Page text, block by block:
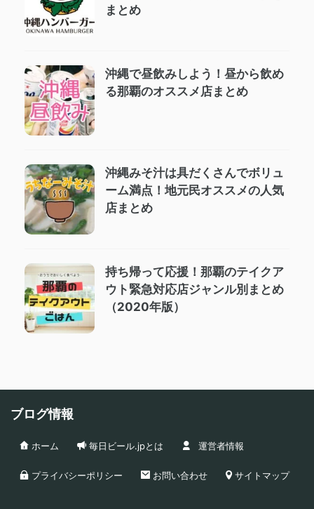
まとめ
沖縄で昼飲みしよう！昼から飲め
る那覇のオススメ店まとめ
沖縄みそ汁は具だくさんでボリュ
ーム満点！地元民オススメの人気
店まとめ
持ち帰って応援！那覇のテイクア
ウト緊急対応店ジャンル別まとめ
（2020年版）
ブログ情報
ホーム 毎日ビール.jpとは 運営者情報
プライバシーポリシー お問い合わせ サイトマップ